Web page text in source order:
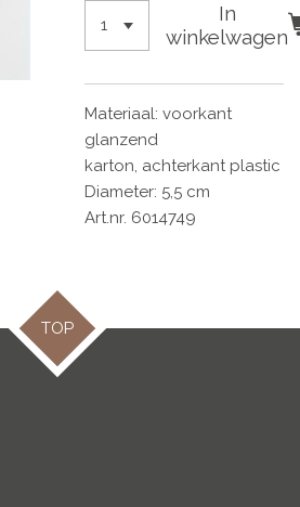
In
winkelwagen
Materiaal: voorkant
glanzend
karton, achterkant plastic
Diameter: 5,5 cm
Art.nr. 6014749
TOP